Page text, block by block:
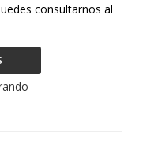
consultarnos al